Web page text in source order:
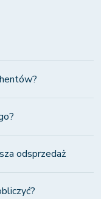
odsprzedaż